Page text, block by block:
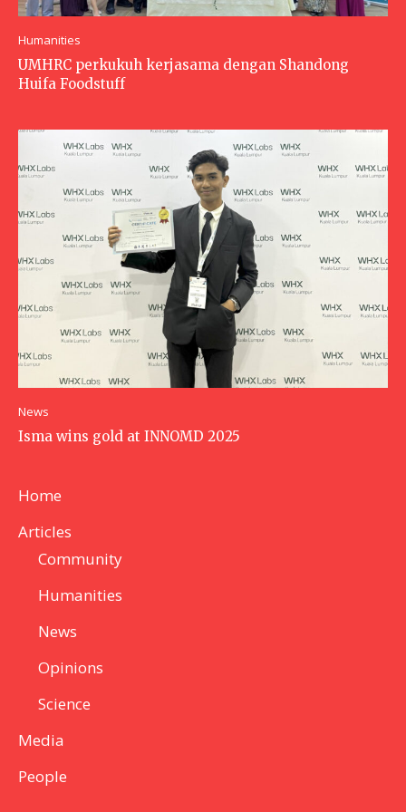
Humanities
UMHRC perkukuh kerjasama dengan Shandong
Huifa Foodstuff
News
Isma wins gold at INNOMD 2025
Home
Articles
Community
Humanities
News
Opinions
Science
Media
People